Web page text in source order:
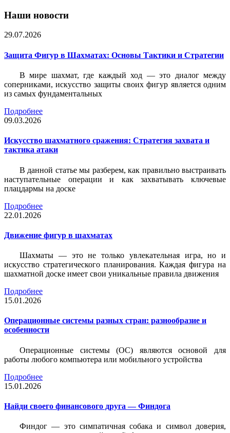
Наши новости
29.07.2026
Защита Фигур в Шахматах: Основы Тактики и Стратегии
В мире шахмат, где каждый ход — это диалог между
соперниками, искусство защиты своих фигур является одним
из самых фундаментальных
Подробнее
09.03.2026
Искусство шахматного сражения: Стратегия захвата и
тактика атаки
В данной статье мы разберем, как правильно выстраивать
наступательные операции и как захватывать ключевые
плацдармы на доске
Подробнее
22.01.2026
Движение фигур в шахматах
Шахматы — это не только увлекательная игра, но и
искусство стратегического планирования. Каждая фигура на
шахматной доске имеет свои уникальные правила движения
Подробнее
15.01.2026
Операционные системы разных стран: разнообразие и
особенности
Операционные системы (ОС) являются основой для
работы любого компьютера или мобильного устройства
Подробнее
15.01.2026
Найди своего финансового друга — Финдога
Финдог — это симпатичная собака и символ доверия,